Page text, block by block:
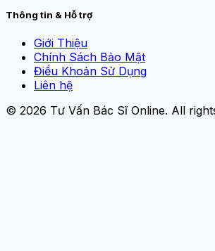
Thông tin & Hỗ trợ
Giới Thiệu
Chính Sách Bảo Mật
Điều Khoản Sử Dụng
Liên hệ
© 2026 Tư Vấn Bác Sĩ Online. All